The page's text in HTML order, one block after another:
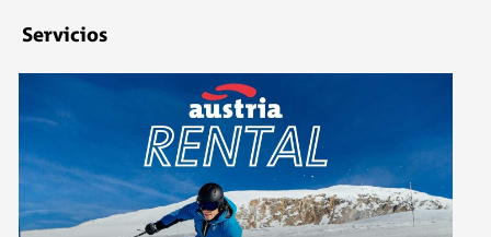
Servicios